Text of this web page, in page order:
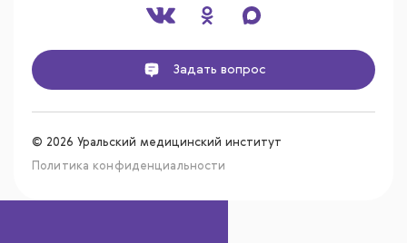
Задать вопрос
© 2026 Уральский медицинский институт
Политика конфиденциальности